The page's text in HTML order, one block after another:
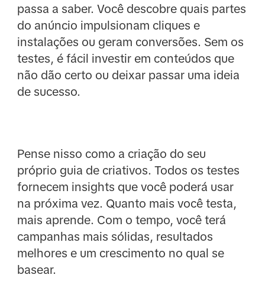
passa a saber. Você descobre quais partes
do anúncio impulsionam cliques e
instalações ou geram conversões. Sem os
testes, é fácil investir em conteúdos que
não dão certo ou deixar passar uma ideia
de sucesso.
Pense nisso como a criação do seu
próprio guia de criativos. Todos os testes
fornecem insights que você poderá usar
na próxima vez. Quanto mais você testa,
mais aprende. Com o tempo, você terá
campanhas mais sólidas, resultados
melhores e um crescimento no qual se
basear.